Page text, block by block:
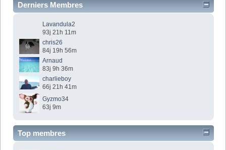
Derniers Membres
Lavandula2
93j 21h 11m
chris26
84j 19h 56m
Arnaud
83j 9h 36m
charlieboy
66j 21h 41m
Gyzmo34
63j 9m
Top membres